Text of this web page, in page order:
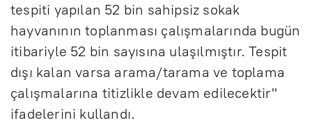
tespiti yapılan 52 bin sahipsiz sokak
hayvanının toplanması çalışmalarında bugün
itibariyle 52 bin sayısına ulaşılmıştır. Tespit
dışı kalan varsa arama/tarama ve toplama
çalışmalarına titizlikle devam edilecektir"
ifadelerini kullandı.